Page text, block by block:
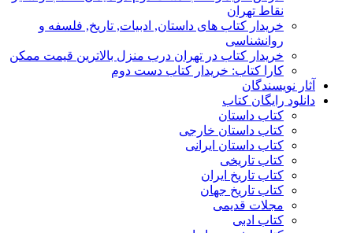
نقاط تهران
خریدار کتاب های داستان, ادبیات, تاریخ, فلسفه و
روانشناسی
خریدار کتاب در تهران درب منزل بالاترین قیمت ممکن
کارا کتاب: خریدار کتاب دست دوم
آثار نویسندگان
دانلود رایگان کتاب
کتاب داستان
کتاب داستان خارجی
کتاب داستان ایرانی
کتاب تاریخی
کتاب تاریخ ایران
کتاب تاریخ جهان
مجلات قدیمی
کتاب ادبی